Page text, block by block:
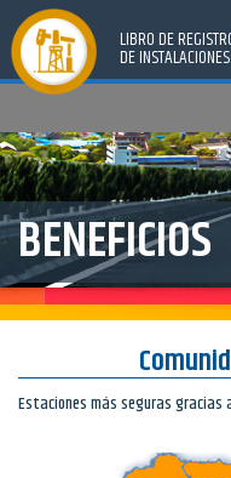
LIBRO DE
DE
BENEFICIOS
Estaciones más seguras gracias